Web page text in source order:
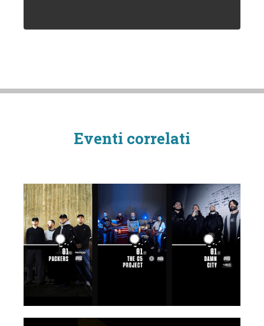
Eventi correlati